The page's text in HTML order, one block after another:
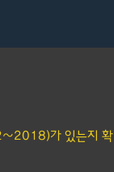
가 있는지 확